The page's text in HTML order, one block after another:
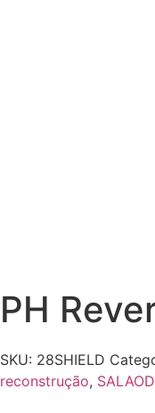
PH
SKU: 28SHIELD
reconstrução,